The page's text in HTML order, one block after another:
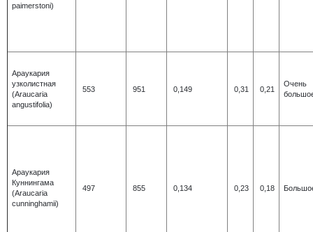
paimerstoni)
Араукария
узколистная
(Araucaria
angustifolia)
553 951 0,149 0,31 0,21
Очень
Араукария
Куннингама
(Araucaria
cunninghamii)
497 855 0,134 0,23 0,18